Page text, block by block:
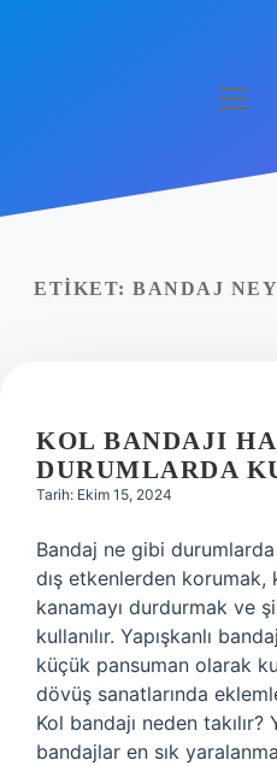
Yasal Uyarı
ETIKET: BANDAJ
KOL BANDAJI
DURUMLARDA
Tarih: Ekim 15, 2024
Bandaj ne gibi durumlarda
dış etkenlerden
kanamayı durdurmak ve
kullanılır. Yapışkanlı
küçük pansuman olarak
dövüş sanatlarında
Kol bandajı neden
bandajlar en sık